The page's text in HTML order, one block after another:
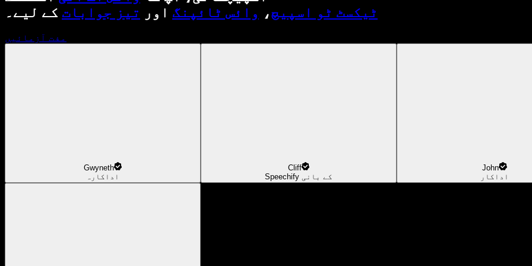
ٹیکسٹ ٹو اسپیچ، وائس ٹائپنگ اور تیز جوابات کے لیے۔
مفت آزمائیں
Gwyneth
اداکارہ
Cliff
Speechify کے بانی
John
اداکار